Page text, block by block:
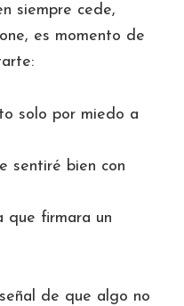
siempre cede,
es momento de
solo por miedo a
sentiré bien con
que firmara un
de que algo no